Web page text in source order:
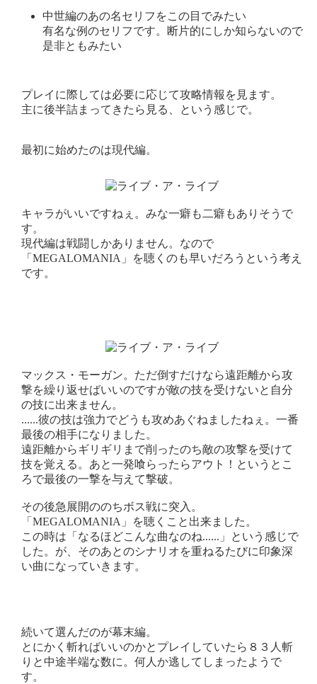
中世編のあの名セリフをこの目でみたい
有名な例のセリフです。断片的にしか知らないので
是非ともみたい
プレイに際しては必要に応じて攻略情報を見ます。
主に後半詰まってきたら見る、という感じで。
最初に始めたのは現代編。
キャラがいいですねぇ。みな一癖も二癖もありそうで
す。
現代編は戦闘しかありません。なので
「MEGALOMANIA」を聴くのも早いだろうという考え
です。
マックス・モーガン。ただ倒すだけなら遠距離から攻
撃を繰り返せばいいのですが敵の技を受けないと自分
の技に出来ません。
......彼の技は強力でどうも攻めあぐねましたねぇ。一番
最後の相手になりました。
遠距離からギリギリまで削ったのち敵の攻撃を受けて
技を覚える。あと一発喰らったらアウト！というとこ
ろで最後の一撃を与えて撃破。
その後急展開ののちボス戦に突入。
「MEGALOMANIA」を聴くこと出来ました。
この時は「なるほどこんな曲なのね......」という感じで
した。が、そのあとのシナリオを重ねるたびに印象深
い曲になっていきます。
続いて選んだのが幕末編。
とにかく斬ればいいのかとプレイしていたら８３人斬
りと中途半端な数に。何人か逃してしまったようで
す。